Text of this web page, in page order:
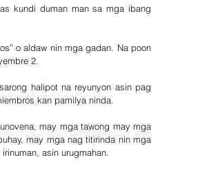
kundi duman man sa mga ibang
o aldaw nin mga gadan. Na poon
2.
halipot na reyunyon asin pag
kan pamilya ninda.
may mga tawong may mga
may mga nag titirinda nin mga
asin urugmahan.